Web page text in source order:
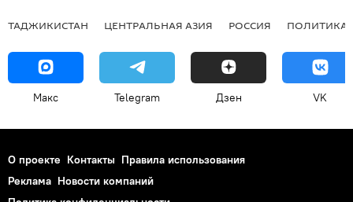
ТАДЖИКИСТАН ЦЕНТРАЛЬНАЯ АЗИЯ РОССИЯ ПОЛИТИКА
Макс Telegram Дзен VK
О проекте Контакты Правила использования
Реклама Новости компаний